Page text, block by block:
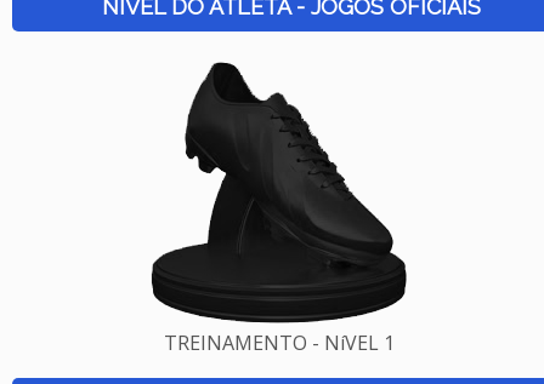
NÍVEL DO ATLETA - JOGOS OFICIAIS
TREINAMENTO - NíVEL 1